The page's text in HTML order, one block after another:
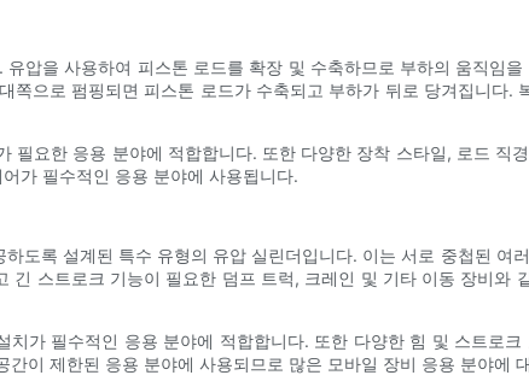
압을 사용하여 피스톤 로드를 확장 및 수축하므로 부하의 움직임
으로 펌핑되면 피스톤 로드가 수축되고 부하가 뒤로 당겨집니다.
요한 응용 분야에 적합합니다. 또한 다양한 장착 스타일, 로드 직
가 필수적인 응용 분야에 사용됩니다.
도록 설계된 특수 유형의 유압 실린더입니다. 이는 서로 중첩된 여
스트로크 기능이 필요한 덤프 트럭, 크레인 및 기타 이동 장비와
가 필수적인 응용 분야에 적합합니다. 또한 다양한 힘 및 스트로
이 제한된 응용 분야에 사용되므로 많은 모바일 장비 응용 분야에